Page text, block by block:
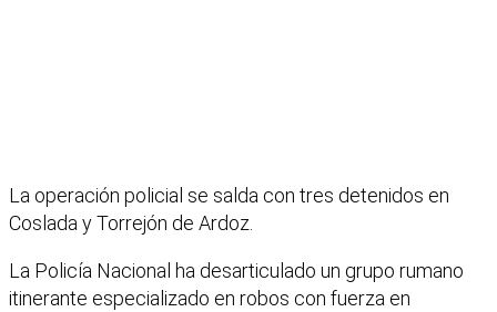
La operación policial se salda con tres detenidos en
Coslada y Torrejón de Ardoz.
La Policía Nacional ha desarticulado un grupo rumano
itinerante especializado en robos con fuerza en